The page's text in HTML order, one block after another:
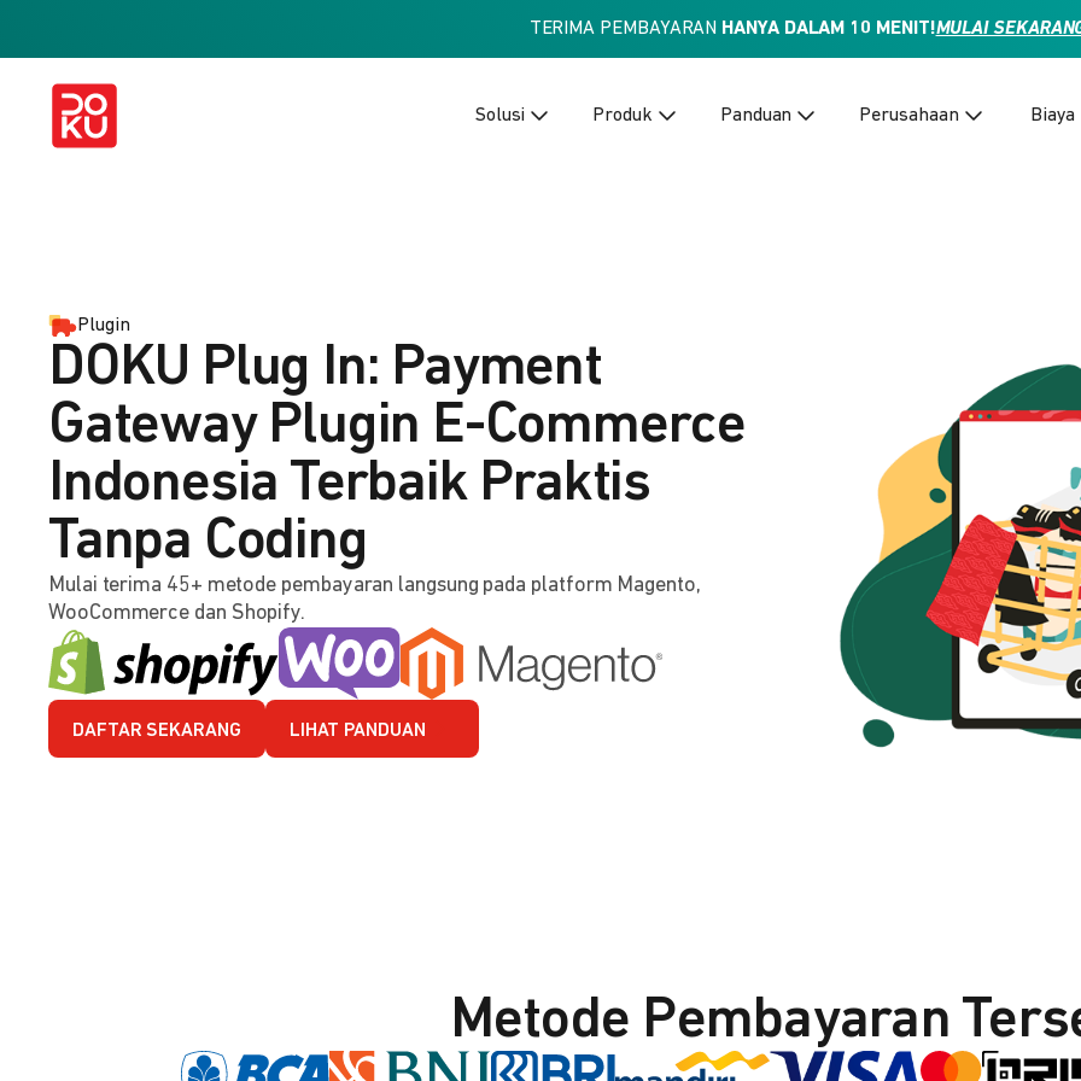
TERIMA PEMBAYARAN HANYA DALAM 10 MENIT!MULAI
Solusi Produk Panduan Perusahaan Biaya
Plugin
DOKU Plug In: Payment
Gateway Plugin E-Commerce
Indonesia Terbaik Praktis
Tanpa Coding
Mulai terima 45+ metode pembayaran langsung pada platform Magento,
WooCommerce dan Shopify.
DAFTAR SEKARANG LIHAT PANDUAN
Metode Pembayaran